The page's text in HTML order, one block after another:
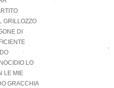
GRILLOZZO
DI
LO
LE MIE
GRACCHIA